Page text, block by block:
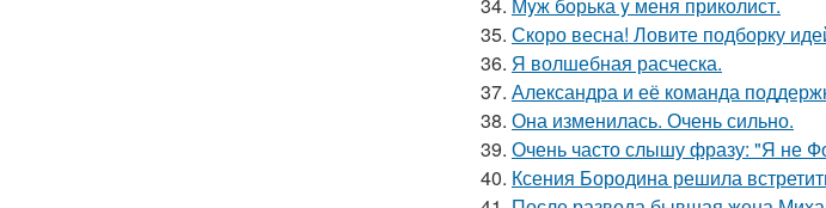
35. Скоро весна! Ловите подборку
36. Я волшебная расческа.
37. Александра и её команда
38. Она изменилась. Очень сильно.
39. Очень часто слышу фразу: "Я не
40. Ксения Бородина решила